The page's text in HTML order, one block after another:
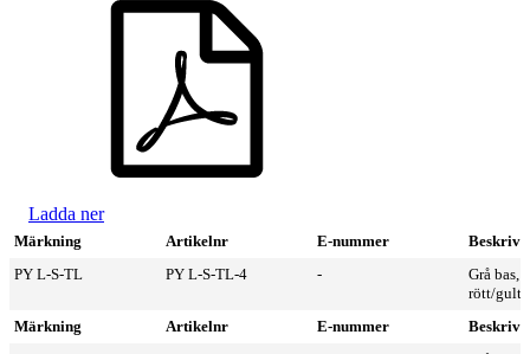
Ladda ner
Märkning Artikelnr E-nummer
PY L-S-TL
PY L-S-TL-4 -
Grå bas,
rött/gult/
Märkning
Artikelnr E-nummer